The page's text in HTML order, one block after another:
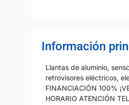
Información
Llantas de aluminio,
retrovisores eléctricos,
FINANCIACIÓN 100%
HORARIO ATENCIÓN